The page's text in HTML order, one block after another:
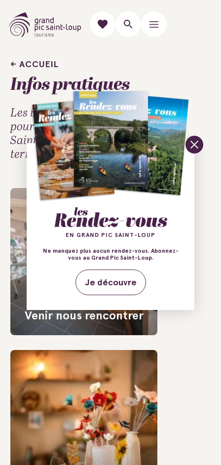
ACCUEIL
Infos pratiques
Les informations pratiques
pour venir en Grand Pic
Saint-Loup et découvrir le
territoire.
Venir nous rencontrer
EN GRAND PIC SAINT-LOUP
Ne manquez plus aucun rendez-vous. Abonnez-
vous au Grand Pic Saint-Loup.
Je découvre